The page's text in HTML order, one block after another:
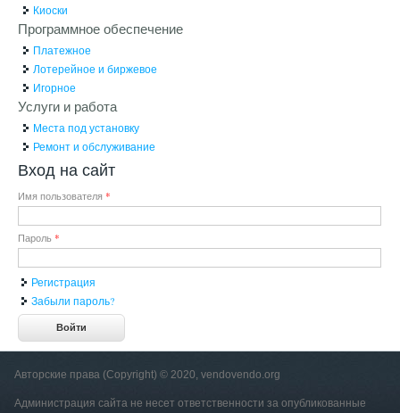
Киоски
Программное обеспечение
Платежное
Лотерейное и биржевое
Игорное
Услуги и работа
Места под установку
Ремонт и обслуживание
Вход на сайт
Имя пользователя *
Пароль *
Регистрация
Забыли пароль?
Авторские права (Copyright) © 2020, vendovendo.org
Администрация сайта не несет ответственности за опубликованные